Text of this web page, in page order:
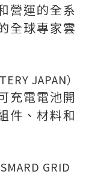
營運的全系
全球專家雲
JAPAN）
充電電池開
件、材料和
GRID